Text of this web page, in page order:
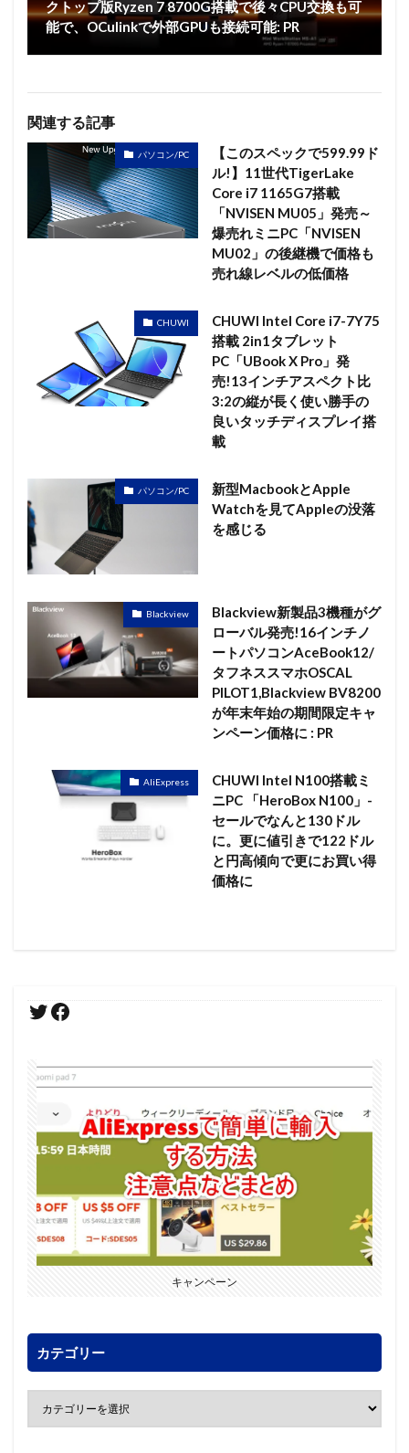
クトップ版Ryzen 7 8700G搭載で後々CPU交換も可
能で、OCulinkで外部GPUも接続可能: PR
関連する記事
パソコン/PC
【このスペックで599.99ド
ル!】11世代TigerLake
Core i7 1165G7搭載
「NVISEN MU05」発売～
爆売れミニPC「NVISEN
MU02」の後継機で価格も
売れ線レベルの低価格
CHUWI
CHUWI Intel Core i7-7Y75
搭載 2in1タブレット
PC「UBook X Pro」発
売!13インチアスペクト比
3:2の縦が長く使い勝手の
良いタッチディスプレイ搭
載
パソコン/PC
新型MacbookとApple
Watchを見てAppleの没落
を感じる
Blackview
Blackview新製品3機種がグ
ローバル発売!16インチノ
ートパソコンAceBook12/
タフネススマホOSCAL
PILOT1,Blackview BV8200
が年末年始の期間限定キャ
ンペーン価格に : PR
AliExpress
CHUWI Intel N100搭載ミ
ニPC 「HeroBox N100」-
セールでなんと130ドル
に。更に値引きで122ドル
と円高傾向で更にお買い得
価格に
キャンペーン
カテゴリー